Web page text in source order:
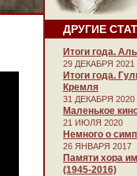
ДРУГИЕ
Итоги года.
29 ДЕКАБРЯ 2021
Итоги года.
Кремля
31 ДЕКАБРЯ 2020
Маленькое
21 ИЮЛЯ 2020
Немного о
26 ЯНВАРЯ 2017
Памяти хора
(1945-2016)